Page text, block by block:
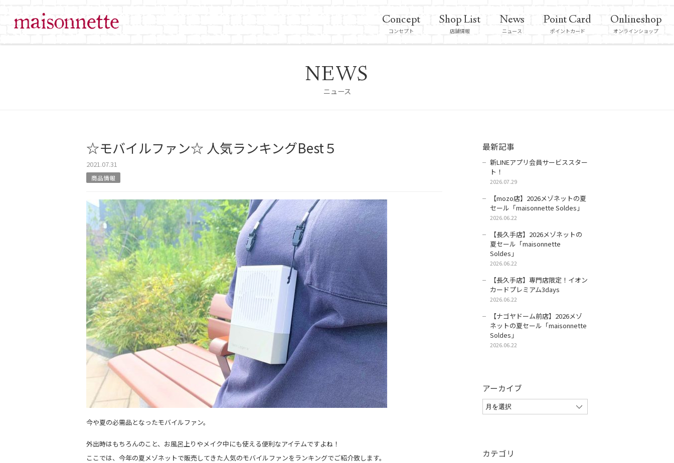
Concept
コンセプト
Shop List
店舗情報
News
ニュース
Point Card
ポイントカード
Onlineshop
オンラインショップ
NEWS
ニュース
☆モバイルファン☆ 人気ランキングBest５
2021.07.31
商品情報
今や夏の必需品となったモバイルファン。
外出時はもちろんのこと、お風呂上りやメイク中にも使える便利なアイテムですよね！
ここでは、今年の夏メゾネットで販売してきた人気のモバイルファンをランキングでご紹介致します。
最新記事
新LINEアプリ会員サービススター
ト！
2026.07.29
【mozo店】2026メゾネットの夏
セール「maisonnette Soldes」
2026.06.22
【長久手店】2026メゾネットの
夏セール「maisonnette
Soldes」
2026.06.22
【長久手店】専門店限定！イオン
カードプレミアム3days
2026.06.22
【ナゴヤドーム前店】2026メゾ
ネットの夏セール「maisonnette
Soldes」
2026.06.22
アーカイブ
カテゴリ